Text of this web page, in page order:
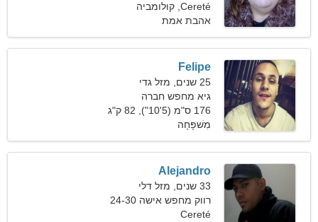
Cereté, קולומביה
אהבת אמת
Felipe
25 שנים, מזל גדי
גיא מחפש חברה
176 ס"מ (5'10"), 82 ק"ג
(180 פאונד)
מִשׁפָּחָה
Alejandro
33 שנים, מזל דלי
רווק מחפש אישה 24-30
Cereté